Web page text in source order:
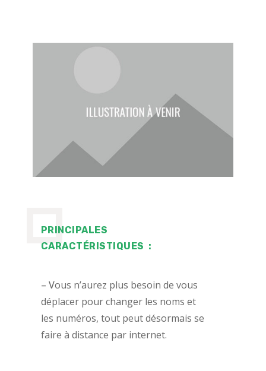
PRINCIPALES
CARACTÉRISTIQUES :
– Vous n’aurez plus besoin de vous
déplacer pour changer les noms et
les numéros, tout peut désormais se
faire à distance par internet.